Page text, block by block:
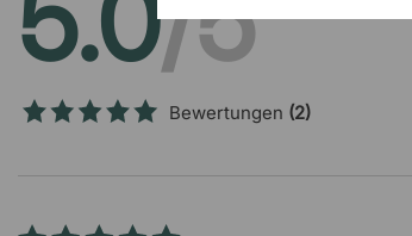
Bewertungen (2)